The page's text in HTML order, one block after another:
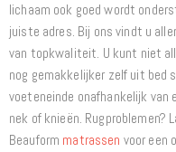
lichaam ook goed wordt
juiste adres. Bij ons vindt u
van topkwaliteit. U kunt niet
nog gemakkelijker zelf uit bed
voeteneinde onafhankelijk van
nek of knieën. Rugproblemen?
Beauform matrassen voor een